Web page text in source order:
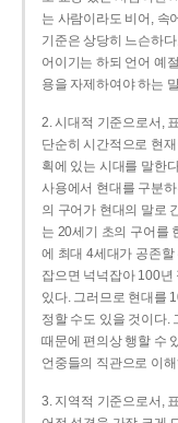
는 사람이라도 비어, 속
기준은 상당히 느슨하
어이기는 하되 언어 예
용을 자제하여야 하는
2. 시대적 기준으로서,
단순히 시간적으로 현
획에 있는 시대를 말한
사용에서 현대를 구분
의 구어가 현대의 말로
는 20세기 초의 구어를
에 최대 4세대가 공존
잡으면 넉넉잡아 100년
있다. 그러므로 현대를
정할 수도 있을 것이다.
때문에 편의상 행할 수
언중들의 직관으로 이
3. 지역적 기준으로서,